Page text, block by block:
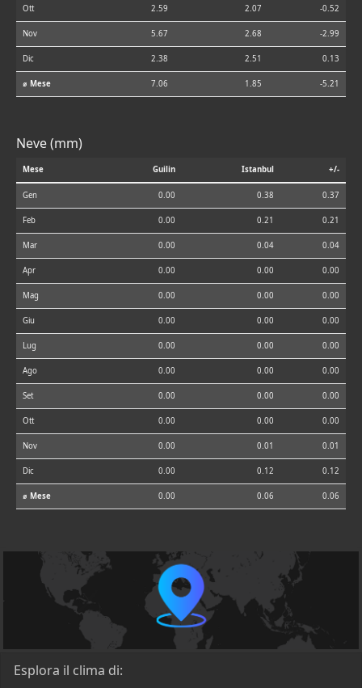
Ott 2.59 2.07 -0.52
Nov 5.67 2.68 -2.99
Dic 2.38 2.51 0.13
⌀ Mese 7.06 1.85 -5.21
Neve (mm)
Mese Guilin Istanbul +/-
Gen 0.00 0.38 0.37
Feb 0.00 0.21 0.21
Mar 0.00 0.04 0.04
Apr 0.00 0.00 0.00
Mag 0.00 0.00 0.00
Giu 0.00 0.00 0.00
Lug 0.00 0.00 0.00
Ago 0.00 0.00 0.00
Set 0.00 0.00 0.00
Ott 0.00 0.00 0.00
Nov 0.00 0.01 0.01
Dic 0.00 0.12 0.12
⌀ Mese 0.00 0.06 0.06
Esplora il clima di: